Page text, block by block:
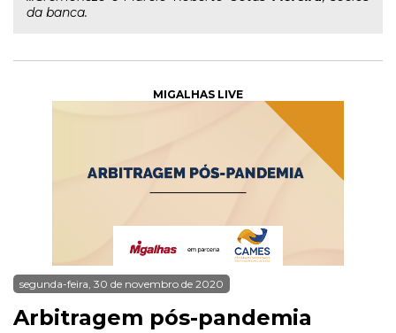
da banca.
MIGALHAS LIVE
segunda-feira, 30 de novembro de 2020
Arbitragem pós-pandemia